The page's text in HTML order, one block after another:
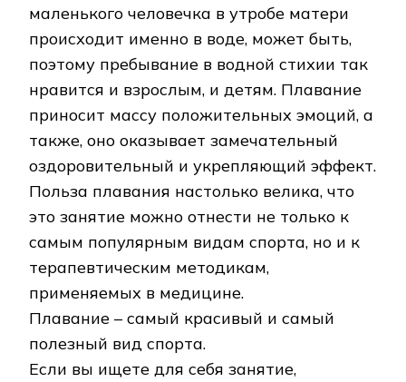
маленького человечка в утробе матери
происходит именно в воде, может быть,
поэтому пребывание в водной стихии так
нравится и взрослым, и детям. Плавание
приносит массу положительных эмоций, а
также, оно оказывает замечательный
оздоровительный и укрепляющий эффект.
Польза плавания настолько велика, что
это занятие можно отнести не только к
самым популярным видам спорта, но и к
терапевтическим методикам,
применяемых в медицине.
Плавание – самый красивый и самый
полезный вид спорта.
Если вы ищете для себя занятие,